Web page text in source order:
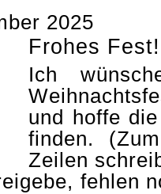
2025
Frohes Fest!
Ich
und hoffe
finden.
Zeilen
fehlen